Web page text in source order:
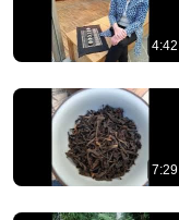
4:42
7:29